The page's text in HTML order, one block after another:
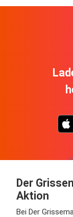
Der
Aktion
Bei Der